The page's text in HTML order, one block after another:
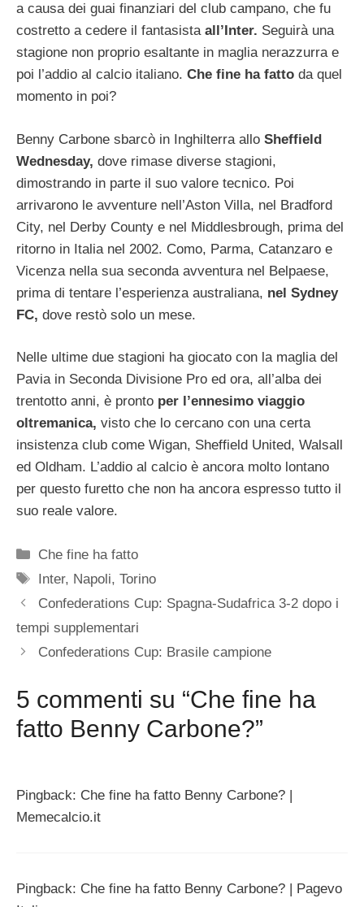
a causa dei guai finanziari del club campano, che fu
costretto a cedere il fantasista all’Inter. Seguirà una
stagione non proprio esaltante in maglia nerazzurra e
poi l’addio al calcio italiano. Che fine ha fatto da quel
momento in poi?
Benny Carbone sbarcò in Inghilterra allo Sheffield
Wednesday, dove rimase diverse stagioni,
dimostrando in parte il suo valore tecnico. Poi
arrivarono le avventure nell’Aston Villa, nel Bradford
City, nel Derby County e nel Middlesbrough, prima del
ritorno in Italia nel 2002. Como, Parma, Catanzaro e
Vicenza nella sua seconda avventura nel Belpaese,
prima di tentare l’esperienza australiana, nel Sydney
FC, dove restò solo un mese.
Nelle ultime due stagioni ha giocato con la maglia del
Pavia in Seconda Divisione Pro ed ora, all’alba dei
trentotto anni, è pronto per l’ennesimo viaggio
oltremanica, visto che lo cercano con una certa
insistenza club come Wigan, Sheffield United, Walsall
ed Oldham. L’addio al calcio è ancora molto lontano
per questo furetto che non ha ancora espresso tutto il
suo reale valore.
Categorie
Che fine ha fatto
Tag
Inter, Napoli,Torino
Confederations Cup: Spagna-Sudafrica 3-2 dopo i
tempi supplementari
Confederations Cup: Brasile campione
5 commenti su “Che fine ha
fatto Benny Carbone?”
Pingback: Che fine ha fatto Benny Carbone? |
Memecalcio.it
Pingback: Che fine ha fatto Benny Carbone? | Pagevo